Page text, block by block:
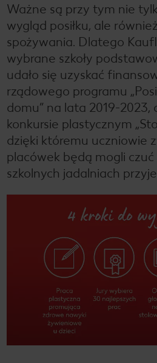
Ważne są przy tym nie
wygląd posiłku, ale
spożywania. Dlatego
wybrane szkoły
udało się uzyskać
rządowego programu
domu” na lata 2019-2023,
konkursie plastycznym
dzięki któremu uczniowie
placówek będą mogli czuć
szkolnych jadalniach